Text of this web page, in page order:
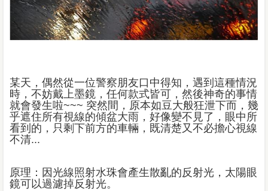
某天，偶然從一位警察朋友口中得知，遇到這種情況
時，不妨戴上墨鏡，任何款式皆可，然後神奇的事情
就會發生啦~~~ 突然間，原本如豆大般狂泄下而，幾
乎遮住所有視線的傾盆大雨，好像變不見了，眼中所
看到的，只剩下前方的車輛，既清楚又不必擔心視線
不清...
原理：因光線照射水珠會產生散亂的反射光，太陽眼
鏡可以過濾掉反射光。